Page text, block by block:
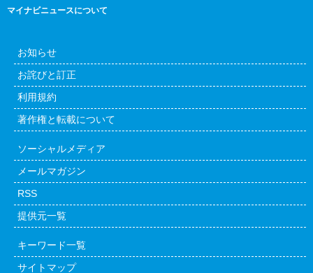
マイナビニュースについて
お知らせ
お詫びと訂正
利用規約
著作権と転載について
ソーシャルメディア
メールマガジン
RSS
提供元一覧
キーワード一覧
サイトマップ